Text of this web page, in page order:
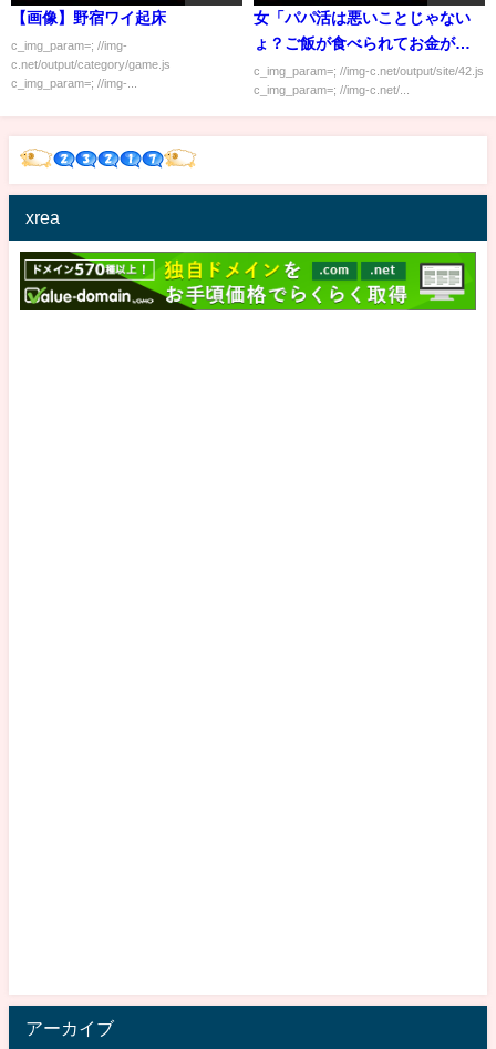
【画像】野宿ワイ起床
c_img_param=; //img-
c.net/output/category/game.js
c_img_param=; //img-...
女「パパ活は悪いことじゃない
ょ？ご飯が食べられてお金がも
らえるんだょ！」
c_img_param=; //img-c.net/output/site/42.js
c_img_param=; //img-c.net/...
xrea
アーカイブ